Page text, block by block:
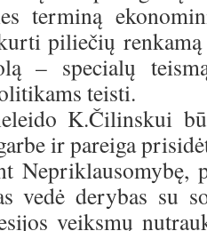
terminą
piliečių
– specialų
teisti.
K.Čilinskui
ir pareiga
Nepriklausomybę,
vedė derybas su
veiksmų